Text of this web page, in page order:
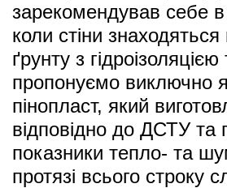
зарекомендував себе в
коли стіни
ґрунту з
пропонуємо виключно
пінопласт, який
відповідно до ДСТУ та
показники тепло- та
протязі всього строку